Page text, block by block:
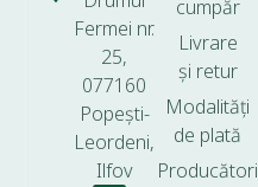
Fermei nr.
25,
077160
Popești-
Leordeni,
Ilfov
cumpăr
Livrare
și retur
Modalități
de plată
Producători